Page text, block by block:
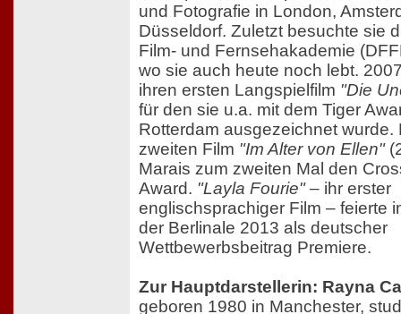
und Fotografie in London,
Düsseldorf. Zuletzt besuchte sie
Film- und Fernsehakademie
wo sie auch heute noch lebt.
ihren ersten Langspielfilm "Die
für den sie u.a. mit dem Tiger
Rotterdam ausgezeichnet wurde.
zweiten Film "Im Alter von Ellen"
Marais zum zweiten Mal den
Award. "Layla Fourie"– ihr erster
englischsprachiger Film – feierte
der Berlinale 2013 als deutscher
Wettbewerbsbeitrag Premiere.
Zur Hauptdarstellerin: Rayna
geboren 1980 in Manchester,